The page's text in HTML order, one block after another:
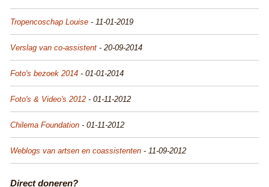
Tropencoschap Louise - 11-01-2019
Verslag van co-assistent - 20-09-2014
Foto's bezoek 2014 - 01-01-2014
Foto's & Video's 2012 - 01-11-2012
Chilema Foundation - 01-11-2012
Weblogs van artsen en coassistenten - 11-09-2012
Direct doneren?